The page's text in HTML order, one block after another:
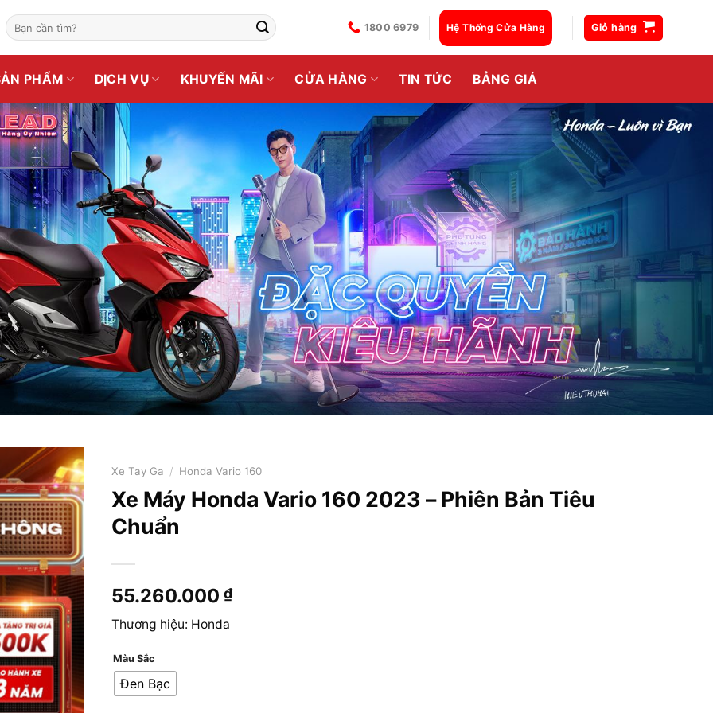
Tìm
kiếm:
1800 6979 Hệ Thống Cửa Hàng Giỏ hàng
PHẨM DỊCH VỤ KHUYẾN MÃI CỬA HÀNG TIN TỨC BẢNG GIÁ
Xe Tay Ga / Honda Vario 160
Xe Máy Honda Vario 160 2023 – Phiên Bản Tiêu
Chuẩn
55.260.000 ₫
Thương hiệu: Honda
Màu Sắc
Đen Bạc